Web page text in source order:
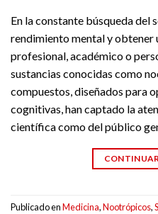
En la constante búsqueda del
rendimiento mental y obtener
profesional, académico o
sustancias conocidas como
compuestos, diseñados para
cognitivas, han captado la
científica como del público
Publicado enMedicina,Nootrópicos,